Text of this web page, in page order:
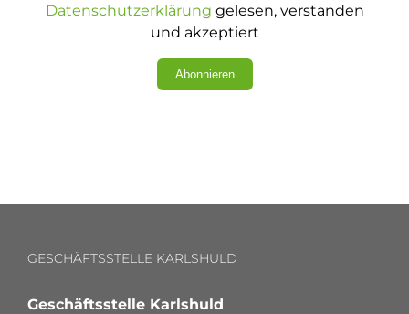
Datenschutzerklärung gelesen, verstanden
und akzeptiert
Abonnieren
GESCHÄFTSSTELLE KARLSHULD
Geschäftsstelle Karlshuld